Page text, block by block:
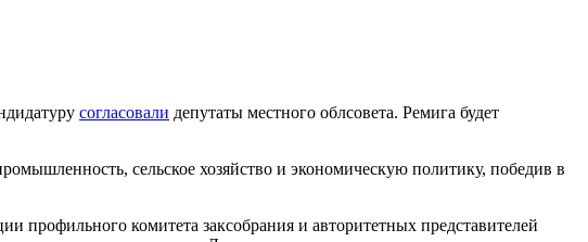
согласовали депутаты местного облсовета. Ремига будет
сельское хозяйство и экономическую политику, победив в
профильного комитета заксобрания и авторитетных представителей